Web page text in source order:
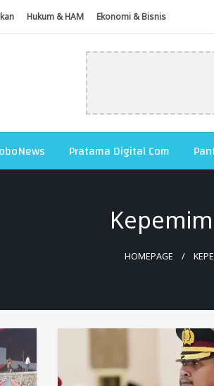
Hukum & HAM Ekonomi & Bisnis
Pratama Digital Com
HOMEPAGE